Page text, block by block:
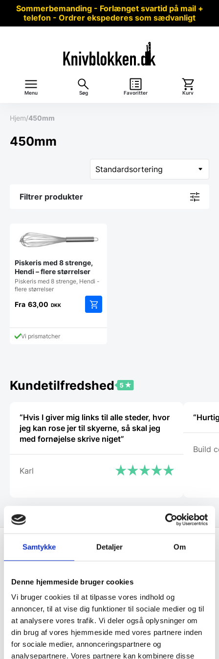
Samtykke Detaljer Om
Denne hjemmeside bruger cookies
Vi bruger cookies til at tilpasse vores indhold og
annoncer, til at vise dig funktioner til sociale medier og til
at analysere vores trafik. Vi deler også oplysninger om
din brug af vores hjemmeside med vores partnere inden
for sociale medier, annonceringspartnere og
analysepartnere. Vores partnere kan kombinere disse
Sommerbemanding - Forlænget svartid på mail +
telefon - Ordrer ekspederes som sædvanligt
Menu Søg Favoritter Kurv
Hjem/450mm
450mm
Filtrer produkter
Piskeris med 8 strenge,
Hendi – flere størrelser
Piskeris med 8 strenge, Hendi -
flere størrelser
Fra 63,00 DKK
vare
vælges
på
Vi prismatcher
Kundetilfredshed
“Hvis I giver mig links til alle steder, hvor
jeg kan rose jer til skyerne, så skal jeg
med fornøjelse skrive niget”
Karl
Build
Få de bedste tilbud først!
Husk at tilmelde dig vores nyhedsbrev og vær først
til de bedste tilbud. Og bare rolig, vi spammer dig
ikke, men sender kun relevante tilbud og
informationer til dig.